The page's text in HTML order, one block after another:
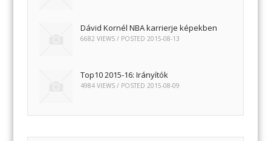
Dávid Kornél NBA karrierje képekben
6682 VIEWS / POSTED2015-08-13
Top10 2015-16: Irányítók
4984 VIEWS / POSTED2015-08-09